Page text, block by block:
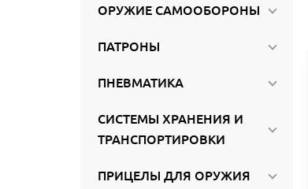
ОРУЖИЕ САМООБОРОНЫ
ПАТРОНЫ
ПНЕВМАТИКА
СИСТЕМЫ ХРАНЕНИЯ И
ТРАНСПОРТИРОВКИ
ПРИЦЕЛЫ ДЛЯ ОРУЖИЯ